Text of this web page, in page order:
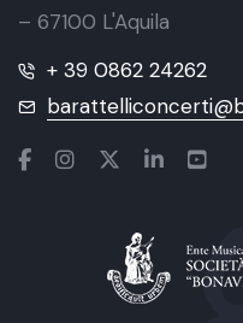
– 67100 L'Aquila
+ 39 0862 24262